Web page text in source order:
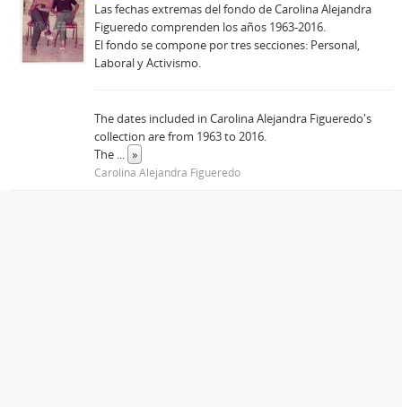
Las fechas extremas del fondo de Carolina Alejandra
Figueredo comprenden los años 1963-2016.
El fondo se compone por tres secciones: Personal,
Laboral y Activismo.
The dates included in Carolina Alejandra Figueredo's
collection are from 1963 to 2016.
The ... »
Carolina Alejandra Figueredo